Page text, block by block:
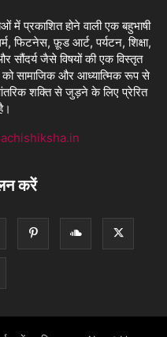
में प्रकाशित होने वाली एक बहुभाषी
फिटनेस, फ़ूड आर्ट, पर्यटन, शिक्षा,
जैसे विषयों की एक विस्तृत
को सामाजिक और आध्यात्मिक रूप से
शक्ति से जुड़ने के लिए प्रेरित
करें